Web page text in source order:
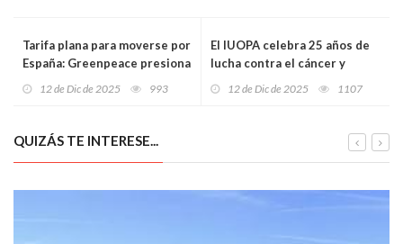
Tarifa plana para moverse por
España: Greenpeace presiona
12 de Dic de 2025 993
El IUOPA celebra 25 años de
lucha contra el cáncer y
12 de Dic de 2025 1107
QUIZÁS TE INTERESE...